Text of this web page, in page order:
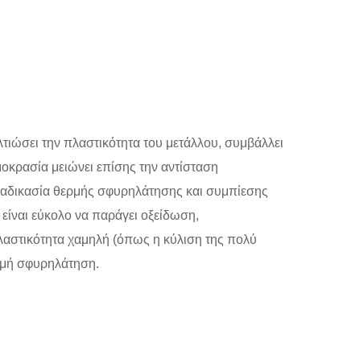
την πλαστικότητα του μετάλλου, συμβάλλει
μειώνει επίσης την αντίσταση
θερμής σφυρηλάτησης και συμπίεσης
εύκολο να παράγει οξείδωση,
χαμηλή (όπως η κύλιση της πολύ
σφυρηλάτηση.